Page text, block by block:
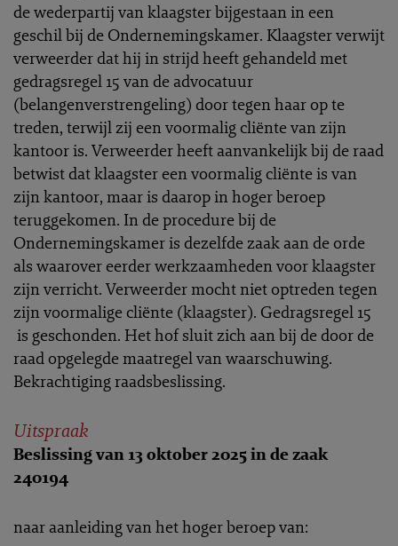
de wederpartij van klaagster bijgestaan in een
geschil bij de Ondernemingskamer. Klaagster verwijt
verweerder dat hij in strijd heeft gehandeld met
gedragsregel 15 van de advocatuur
(belangenverstrengeling) door tegen haar op te
treden, terwijl zij een voormalig cliënte van zijn
kantoor is. Verweerder heeft aanvankelijk bij de raad
betwist dat klaagster een voormalig cliënte is van
zijn kantoor, maar is daarop in hoger beroep
teruggekomen. In de procedure bij de
Ondernemingskamer is dezelfde zaak aan de orde
als waarover eerder werkzaamheden voor klaagster
zijn verricht. Verweerder mocht niet optreden tegen
zijn voormalige cliënte (klaagster). Gedragsregel 15
is geschonden. Het hof sluit zich aan bij de door de
raad opgelegde maatregel van waarschuwing.
Bekrachtiging raadsbeslissing.
Uitspraak
Beslissing van 13 oktober 2025 in de zaak
240194
naar aanleiding van het hoger beroep van: